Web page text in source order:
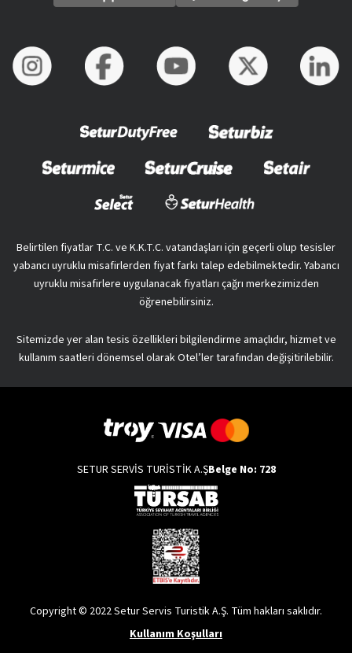
Belirtilen fiyatlar T.C. ve K.K.T.C. vatandaşları için geçerli olup tesisler
yabancı uyruklu misafirlerden fiyat farkı talep edebilmektedir. Yabancı
uyruklu misafirlere uygulanacak fiyatları çağrı merkezimizden
öğrenebilirsiniz.
Sitemizde yer alan tesis özellikleri bilgilendirme amaçlıdır, hizmet ve
kullanım saatleri dönemsel olarak Otel’ler tarafından değişitirilebilir.
SETUR SERVİS TURİSTİK A.ŞBelge No: 728
Copyright © 2022 Setur Servis Turistik A.Ş. Tüm hakları saklıdır.
Kullanım Koşulları